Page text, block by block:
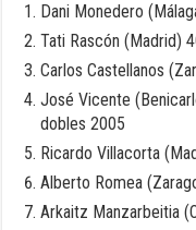
Dani Monedero
Tati Rascón (Madrid)
Carlos Castellanos
José Vicente
dobles 2005
Ricardo Villacorta
Alberto Romea
Arkaitz Manzarbeitia